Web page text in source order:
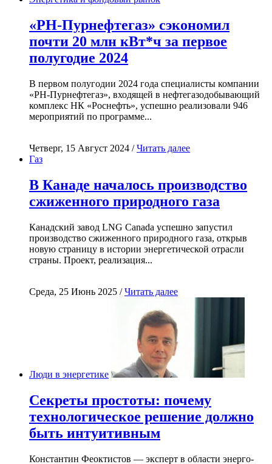
«РН-Пурнефтегаз» сэкономил
почти 20 млн кВт*ч за первое
полугодие 2024
В первом полугодии 2024 года специалисты компании
«РН-Пурнефтегаз», входящей в нефтегазодобывающий
комплекс НК «Роснефть», успешно реализовали 946
мероприятий по программе...
Четверг, 15 Август 2024 /Читать далее
Газ
В Канаде началось производство
сжиженного природного газа
Канадский завод LNG Canada успешно запустил
производство сжиженного природного газа, открыв
новую страницу в истории энергетической отрасли
страны. Проект, реализация...
Среда, 25 Июнь 2025 /Читать далее
Люди в энергетике
Секреты простоты: почему
технологическое решение должно
быть интуитивным
Константин Феоктистов — эксперт в области энерго-